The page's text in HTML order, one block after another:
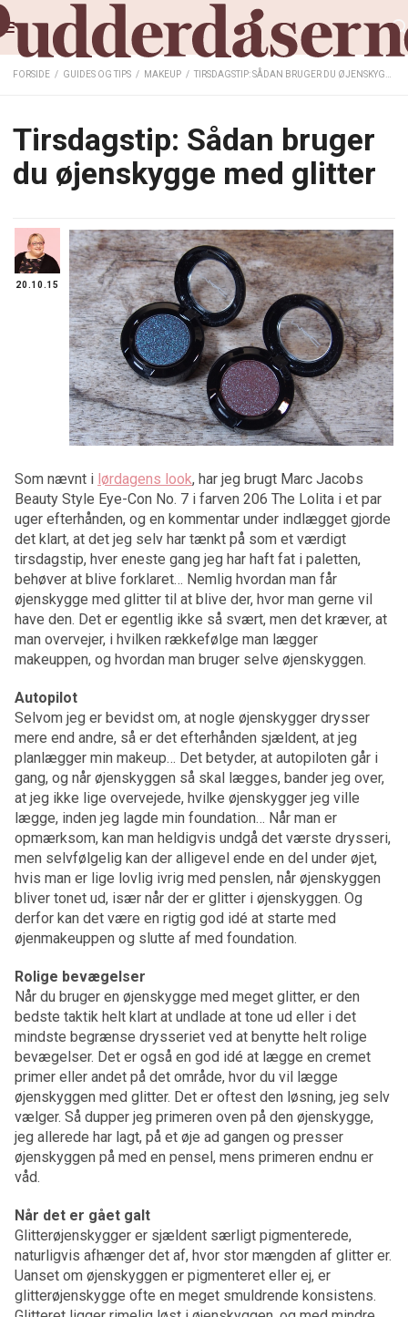
FORSIDE / GUIDES OG TIPS / MAKEUP / TIRSDAGSTIP: SÅDAN BRUGER DU ØJENSKYGGE MED GLITTER
Tirsdagstip: Sådan bruger
du øjenskygge med glitter
20.10.15
Som nævnt i lørdagens look, har jeg brugt Marc Jacobs
Beauty Style Eye-Con No. 7 i farven 206 The Lolita i et par
uger efterhånden, og en kommentar under indlægget gjorde
det klart, at det jeg selv har tænkt på som et værdigt
tirsdagstip, hver eneste gang jeg har haft fat i paletten,
behøver at blive forklaret… Nemlig hvordan man får
øjenskygge med glitter til at blive der, hvor man gerne vil
have den. Det er egentlig ikke så svært, men det kræver, at
man overvejer, i hvilken rækkefølge man lægger
makeuppen, og hvordan man bruger selve øjenskyggen.
Autopilot
Selvom jeg er bevidst om, at nogle øjenskygger drysser
mere end andre, så er det efterhånden sjældent, at jeg
planlægger min makeup… Det betyder, at autopiloten går i
gang, og når øjenskyggen så skal lægges, bander jeg over,
at jeg ikke lige overvejede, hvilke øjenskygger jeg ville
lægge, inden jeg lagde min foundation… Når man er
opmærksom, kan man heldigvis undgå det værste drysseri,
men selvfølgelig kan der alligevel ende en del under øjet,
hvis man er lige lovlig ivrig med penslen, når øjenskyggen
bliver tonet ud, især når der er glitter i øjenskyggen. Og
derfor kan det være en rigtig god idé at starte med
øjenmakeuppen og slutte af med foundation.
Rolige bevægelser
Når du bruger en øjenskygge med meget glitter, er den
bedste taktik helt klart at undlade at tone ud eller i det
mindste begrænse drysseriet ved at benytte helt rolige
bevægelser. Det er også en god idé at lægge en cremet
primer eller andet på det område, hvor du vil lægge
øjenskyggen med glitter. Det er oftest den løsning, jeg selv
vælger. Så dupper jeg primeren oven på den øjenskygge,
jeg allerede har lagt, på et øje ad gangen og presser
øjenskyggen på med en pensel, mens primeren endnu er
våd.
Når det er gået galt
Glitterøjenskygger er sjældent særligt pigmenterede,
naturligvis afhænger det af, hvor stor mængden af glitter er.
Uanset om øjenskyggen er pigmenteret eller ej, er
glitterøjenskygge ofte en meget smuldrende konsistens.